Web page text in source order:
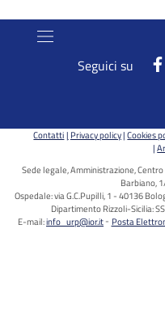
Seguici su
Contatti Privacy policy Cookies
Sede legale, Amministrazione,
Barbiano,
Ospedale: via G.C.Pupilli, 1 - 40136
Dipartimento Rizzoli-Sicilia:
E-mail:info_urp@ior.it Posta